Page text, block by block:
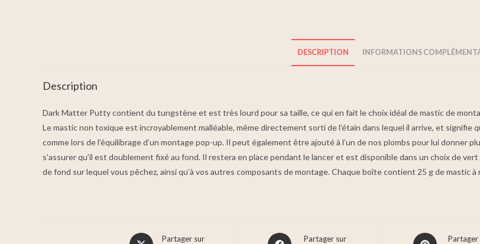
DESCRIPTION INFORMATIONS
Description
Dark Matter Putty contient du tungstène et est très lourd pour sa taille, ce qui en fait le choix idéal de mastic de
Le mastic non toxique est incroyablement malléable, même directement sorti de l’étain dans lequel il arrive, et
comme lors de l’équilibrage d’un montage pop-up. Il peut également être ajouté à l’un de nos plombs pour lui donner
s’assurer qu’il est doublement fixé au fond. Il restera en place pendant le lancer et est disponible dans un choix de
de fond sur lequel vous pêchez, ainsi qu’à vos autres composants de montage. Chaque boîte contient 25 g de mastic à
Partager sur
Partager sur
Partager